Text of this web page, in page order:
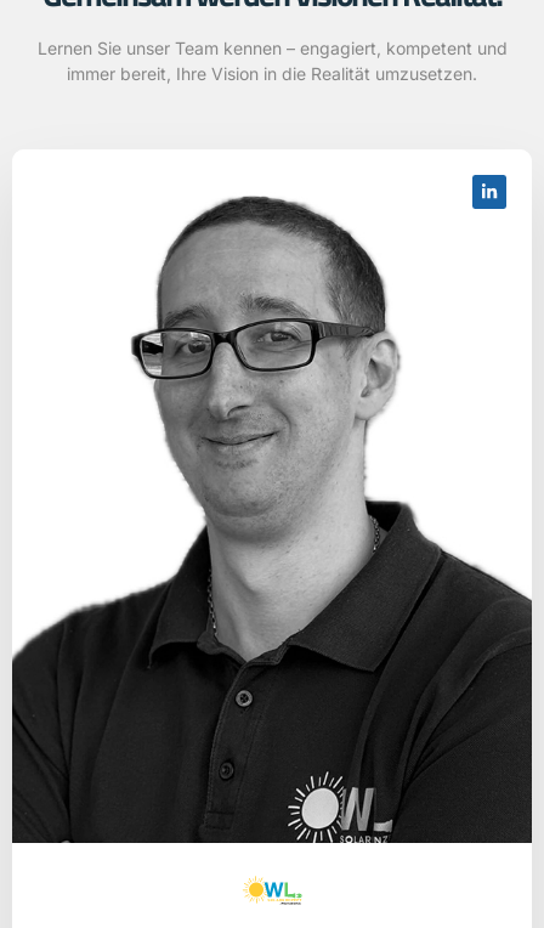
Lernen Sie unser Team kennen – engagiert, kompetent und
immer bereit, Ihre Vision in die Realität umzusetzen.